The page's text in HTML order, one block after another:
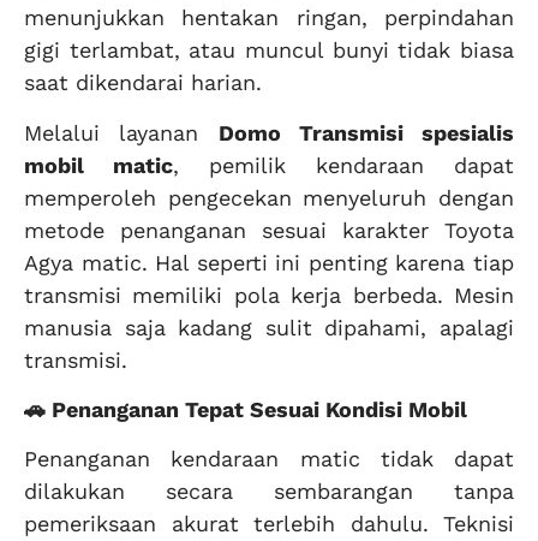
menunjukkan hentakan ringan, perpindahan
gigi terlambat, atau muncul bunyi tidak biasa
saat dikendarai harian.
Melalui layanan Domo Transmisi spesialis
mobil matic, pemilik kendaraan dapat
memperoleh pengecekan menyeluruh dengan
metode penanganan sesuai karakter Toyota
Agya matic. Hal seperti ini penting karena tiap
transmisi memiliki pola kerja berbeda. Mesin
manusia saja kadang sulit dipahami, apalagi
transmisi.
🚗 Penanganan Tepat Sesuai Kondisi Mobil
Penanganan kendaraan matic tidak dapat
dilakukan secara sembarangan tanpa
pemeriksaan akurat terlebih dahulu. Teknisi